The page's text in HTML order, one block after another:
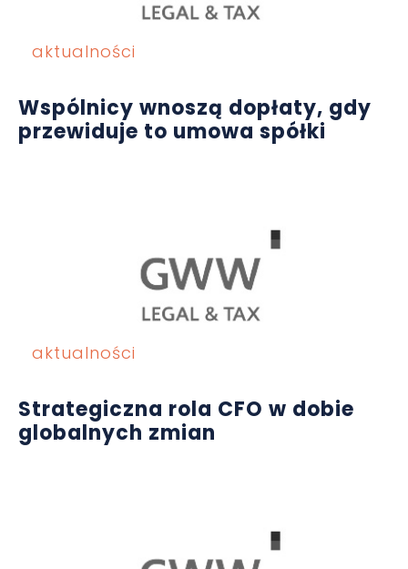
aktualności
Wspólnicy wnoszą dopłaty, gdy
przewiduje to umowa spółki
aktualności
Strategiczna rola CFO w dobie
globalnych zmian